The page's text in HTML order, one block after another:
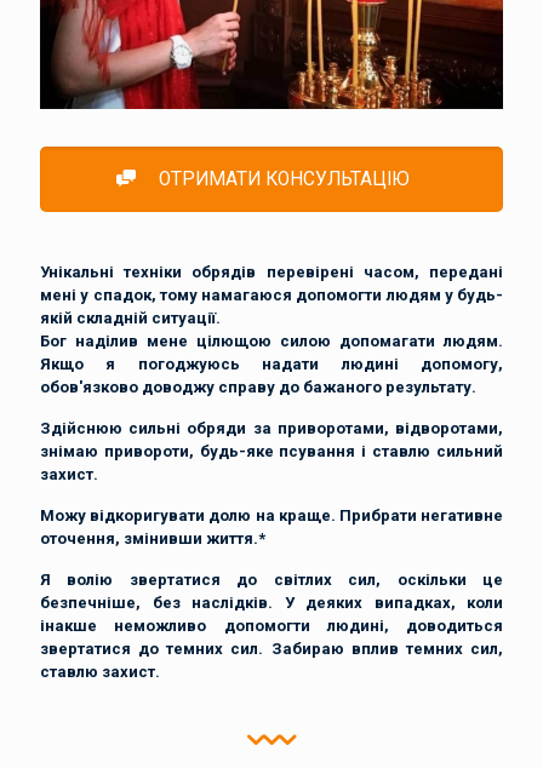
ОТРИМАТИ КОНСУЛЬТАЦІЮ
Унікальні техніки обрядів перевірені часом, передані
мені у спадок, тому намагаюся допомогти людям у будь-
якій складній ситуації.
Бог наділив мене цілющою силою допомагати людям.
Якщо я погоджуюсь надати людині допомогу,
обов'язково доводжу справу до бажаного результату.
Здійснюю сильні обряди за приворотами, відворотами,
знімаю привороти, будь-яке псування і ставлю сильний
захист.
Можу відкоригувати долю на краще. Прибрати негативне
оточення, змінивши життя.*
Я волію звертатися до світлих сил, оскільки це
безпечніше, без наслідків. У деяких випадках, коли
інакше неможливо допомогти людині, доводиться
звертатися до темних сил. Забираю вплив темних сил,
ставлю захист.